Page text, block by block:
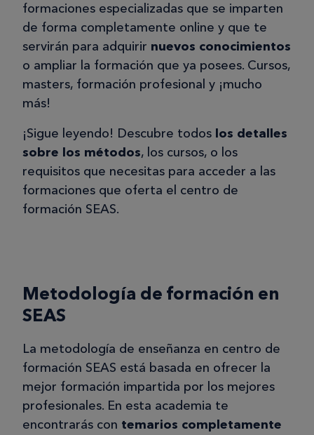
formaciones especializadas que se imparten
de forma completamente online y que te
servirán para adquirir nuevos conocimientos
o ampliar la formación que ya posees. Cursos,
masters, formación profesional y ¡mucho
más!
¡Sigue leyendo! Descubre todos los detalles
sobre los métodos, los cursos, o los
requisitos que necesitas para acceder a las
formaciones que oferta el centro de
formación SEAS.
Metodología de formación en
SEAS
La metodología de enseñanza en centro de
formación SEAS está basada en ofrecer la
mejor formación impartida por los mejores
profesionales. En esta academia te
encontrarás con temarios completamente